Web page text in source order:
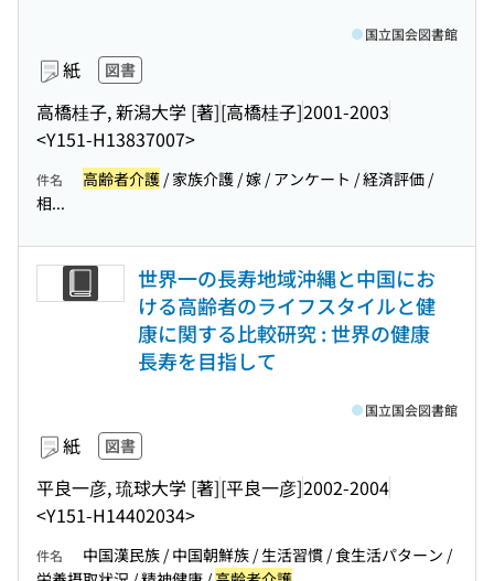
紙 図書
高橋桂子, 新潟大学 [著][高橋桂子]2001-2003
<Y151-H13837007>
国立国会図書館
件名 高齢者介護 / 家族介護 / 嫁 / アンケート / 経済評価 /
相...
世界一の長寿地域沖縄と中国にお
ける高齢者のライフスタイルと健
康に関する比較研究 : 世界の健康
長寿を目指して
紙 図書
平良一彦, 琉球大学 [著][平良一彦]2002-2004
<Y151-H14402034>
国立国会図書館
件名
中国漢民族 / 中国朝鮮族 / 生活習慣 / 食生活パターン /